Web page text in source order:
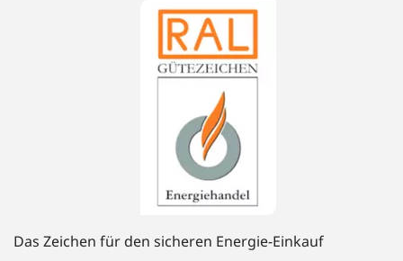
Das Zeichen für den sicheren Energie-Einkauf